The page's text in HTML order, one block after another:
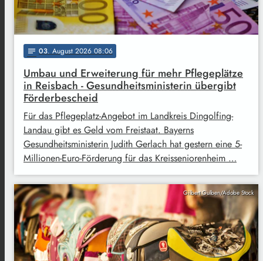
notes 03. August 2026 08:06
Umbau und Erweiterung für mehr Pflegeplätze
in Reisbach - Gesundheitsministerin übergibt
Förderbescheid
Für das Pflegeplatz-Angebot im Landkreis Dingolfing-
Landau gibt es Geld vom Freistaat. Bayerns
Gesundheitsministerin Judith Gerlach hat gestern eine 5-
Millionen-Euro-Förderung für das Kreisseniorenheim …
Gilbert Gulben/Adobe Stock